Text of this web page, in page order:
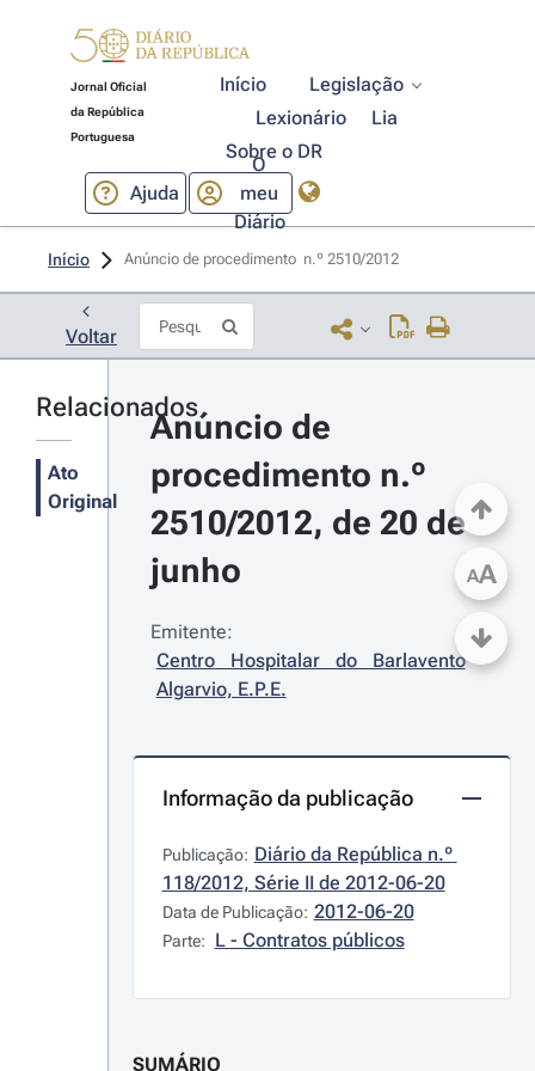
Jornal Oficial
da República
Portuguesa
Início
Legislação
Lexionário
Lia
Sobre o DR
Ajuda
O
meu
Diário
Início Anúncio de procedimento  n.º 2510/2012
Voltar
Relacionados
Ato
Original
Anúncio de
procedimento n.º
2510/2012, de 20 de
junho
Emitente:
Centro Hospitalar do Barlavento
Algarvio, E.P.E.
Informação da publicação
Publicação: Diário da República n.º
118/2012, Série II de 2012-06-20
Data de Publicação: 2012-06-20
Parte: L - Contratos públicos
SUMÁRIO
AA